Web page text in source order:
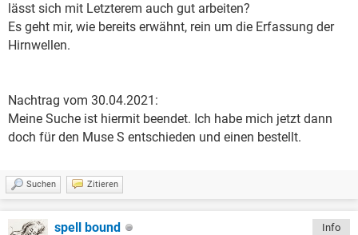
lässt sich mit Letzterem auch gut arbeiten?
Es geht mir, wie bereits erwähnt, rein um die Erfassung der
Hirnwellen.
Nachtrag vom 30.04.2021:
Meine Suche ist hiermit beendet. Ich habe mich jetzt dann
doch für den Muse S entschieden und einen bestellt.
Suchen Zitieren
spell bound Info